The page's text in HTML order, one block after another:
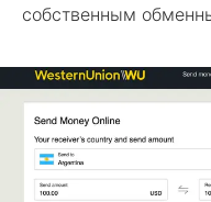
собственным